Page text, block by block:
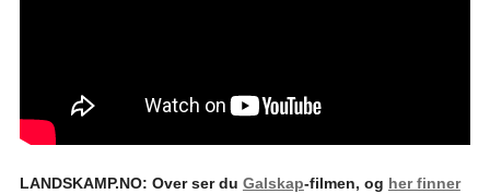
LANDSKAMP.NO: Over ser du Galskap-filmen, og her finner